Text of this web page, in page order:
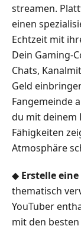
streamen.
einen
Echtzeit mit
Dein Gaming-
Chats,
Geld
Fangemeinde
du mit deinem
Fähigkeiten
Atmosphäre
◆ Erstelle
thematisch
YouTuber
mit den